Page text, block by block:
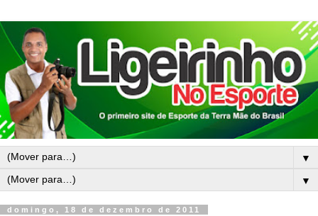
▼
▼
domingo, 18 de dezembro de 2011